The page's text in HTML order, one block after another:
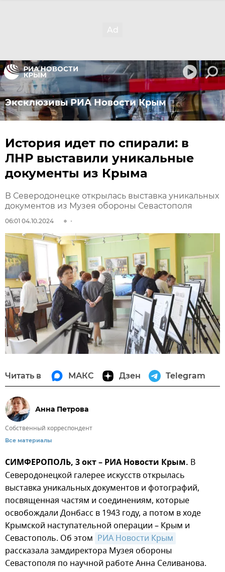
Эксклюзивы РИА Новости Крым
История идет по спирали: в
ЛНР выставили уникальные
документы из Крыма
В Северодонецке открылась выставка уникальных
документов из Музея обороны Севастополя
06:01 04.10.2024
Читать в МАКС Дзен Telegram
Анна Петрова
Собственный корреспондент
Все материалы
СИМФЕРОПОЛЬ, 3 окт – РИА Новости Крым. В
Северодонецкой галерее искусств открылась
выставка уникальных документов и фотографий,
посвященная частям и соединениям, которые
освобождали Донбасс в 1943 году, а потом в ходе
Крымской наступательной операции – Крым и
Севастополь. Об этом РИА Новости Крым
рассказала замдиректора Музея обороны
Севастополя по научной работе Анна Селиванова.